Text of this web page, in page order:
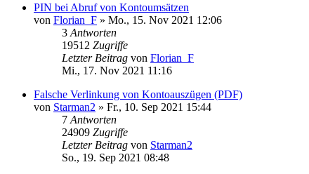
PIN bei Abruf von Kontoumsätzen
von Florian_F » Mo., 15. Nov 2021 12:06
3 Antworten
19512 Zugriffe
Letzter Beitrag von Florian_F
Mi., 17. Nov 2021 11:16
Falsche Verlinkung von Kontoauszügen (PDF)
von Starman2 » Fr., 10. Sep 2021 15:44
7 Antworten
24909 Zugriffe
Letzter Beitrag von Starman2
So., 19. Sep 2021 08:48